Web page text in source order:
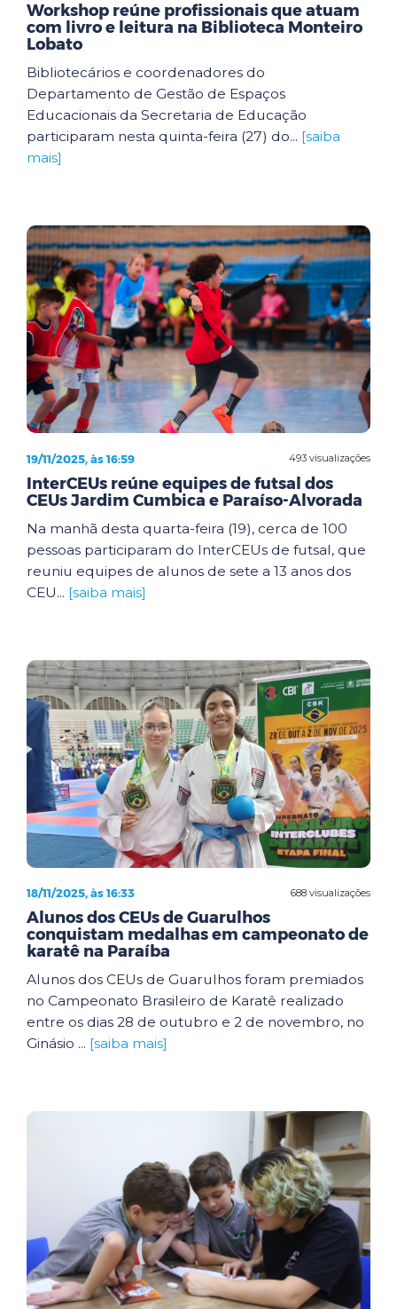
Workshop reúne profissionais que atuam
com livro e leitura na Biblioteca Monteiro
Lobato
Bibliotecários e coordenadores do
Departamento de Gestão de Espaços
Educacionais da Secretaria de Educação
participaram nesta quinta-feira (27) do... [saiba
mais]
493 visualizações
19/11/2025, às 16:59
InterCEUs reúne equipes de futsal dos
CEUs Jardim Cumbica e Paraíso-Alvorada
Na manhã desta quarta-feira (19), cerca de 100
pessoas participaram do InterCEUs de futsal, que
reuniu equipes de alunos de sete a 13 anos dos
CEU... [saiba mais]
688 visualizações
18/11/2025, às 16:33
Alunos dos CEUs de Guarulhos
conquistam medalhas em campeonato de
karatê na Paraíba
Alunos dos CEUs de Guarulhos foram premiados
no Campeonato Brasileiro de Karatê realizado
entre os dias 28 de outubro e 2 de novembro, no
Ginásio ... [saiba mais]